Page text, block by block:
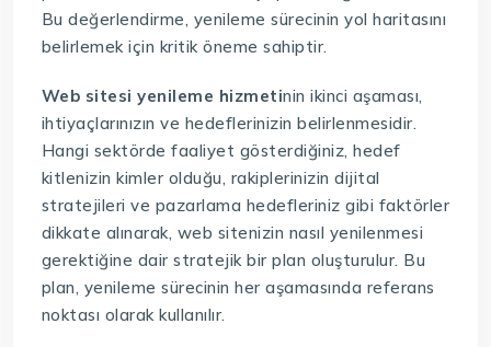
Bu değerlendirme, yenileme sürecinin yol haritasını
belirlemek için kritik öneme sahiptir.
Web sitesi yenileme hizmetinin ikinci aşaması,
ihtiyaçlarınızın ve hedeflerinizin belirlenmesidir.
Hangi sektörde faaliyet gösterdiğiniz, hedef
kitlenizin kimler olduğu, rakiplerinizin dijital
stratejileri ve pazarlama hedefleriniz gibi faktörler
dikkate alınarak, web sitenizin nasıl yenilenmesi
gerektiğine dair stratejik bir plan oluşturulur. Bu
plan, yenileme sürecinin her aşamasında referans
noktası olarak kullanılır.